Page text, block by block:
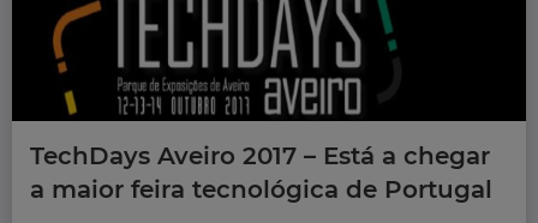
TechDays Aveiro 2017 – Está a chegar
a maior feira tecnológica de Portugal